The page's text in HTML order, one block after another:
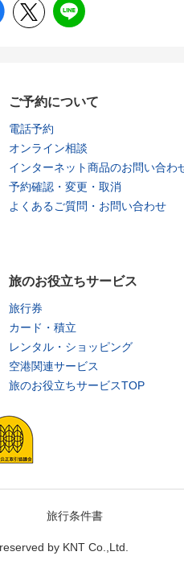
ご予約について
電話予約
オンライン相談
インターネット商品のお問い合わ
予約確認・変更・取消
よくあるご質問・お問い合わせ
旅のお役立ちサービス
旅行券
カード・積立
レンタル・ショッピング
空港関連サービス
旅のお役立ちサービスTOP
旅行条件書
by KNT Co.,Ltd.